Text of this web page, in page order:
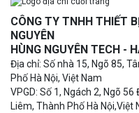
CÔNG TY TNHH THIẾT
NGUYÊN
HÙNG NGUYÊN TECH -
Địa chỉ: Số nhà 15, Ngõ 85,
Phố Hà Nội, Việt Nam
VPGD: Số 1, Ngách 2, Ngõ
Liêm, Thành Phố Hà Nội,Việt